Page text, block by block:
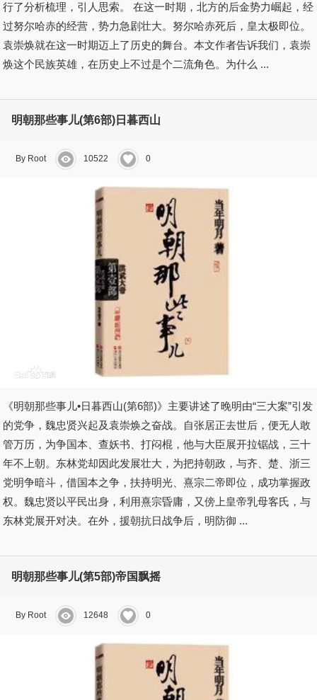
行了分析梳理，引人思索。 在这一时期，北方的后金势力崛起，经
过努尔哈赤的经营，势力急剧壮大。努尔哈赤死后，皇太极即位。
袁崇焕就在这一时期迈上了历史的舞台。本文作者告诉我们，袁崇
焕这个民族英雄，在历史上不过是个二流角色。为什么 ...
明朝那些事儿(第6部)日暮西山
By Root 10522 0
《明朝那些事儿•日暮西山(第6部)》主要讲述了晚明由“三大案”引发
的党争，魏忠贤兴起及袁崇焕之奋战。自张居正去世后，便无人敢
管万历，为争国本、查妖书、打闷棍，他与大臣展开拉锯战，三十
年不上朝。东林党却因此发展壮大，为把持朝政，与齐、楚、浙三
党明争暗斗，借国本之争，扶持明光、熹宗二帝即位，成功掌握政
权。魏忠贤以平民出身，利用熹宗昏庸，又傍上皇帝乳母客氏，与
东林党展开对决。在外，援朝抗日战争后，明防御 ...
明朝那些事儿(第5部)帝国飘摇
By Root 12648 0